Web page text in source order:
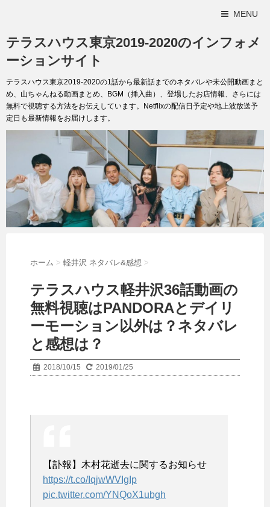
MENU
テラスハウス東京2019-2020のインフォメ
ーションサイト
テラスハウス東京2019-2020の1話から最新話までのネタバレや未公開動画まと
め、山ちゃんねる動画まとめ、BGM（挿入曲）、登場したお店情報、さらには
無料で視聴する方法をお伝えしています。Netflixの配信日予定や地上波放送予
定日も最新情報をお届けします。
ホーム > 軽井沢 ネタバレ&感想 >
テラスハウス軽井沢36話動画の
無料視聴はPANDORAとデイリ
ーモーション以外は？ネタバレ
と感想は？
2018/10/15 2019/01/25
【訃報】木村花逝去に関するお知らせ
https://t.co/IqjwWVIgIp
pic.twitter.com/YNQoX1ubgh